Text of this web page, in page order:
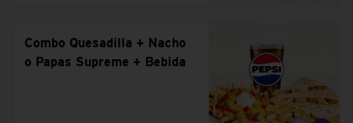
Combo Quesadilla + Nacho
o Papas Supreme + Bebida